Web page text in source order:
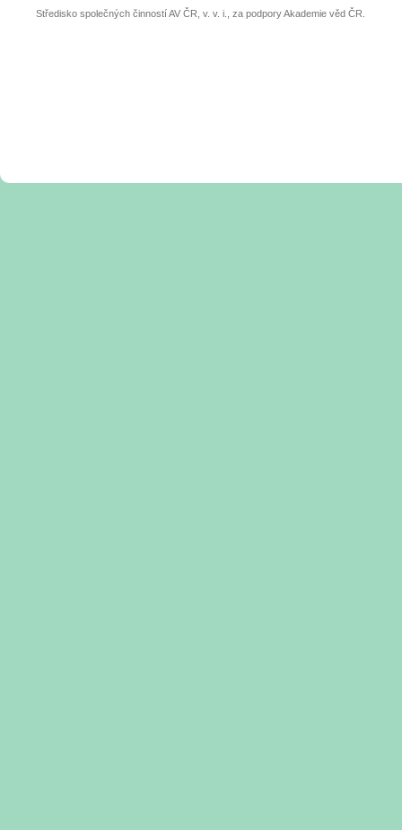
Středisko společných činností AV ČR, v. v. i., za podpory Akademie věd ČR.